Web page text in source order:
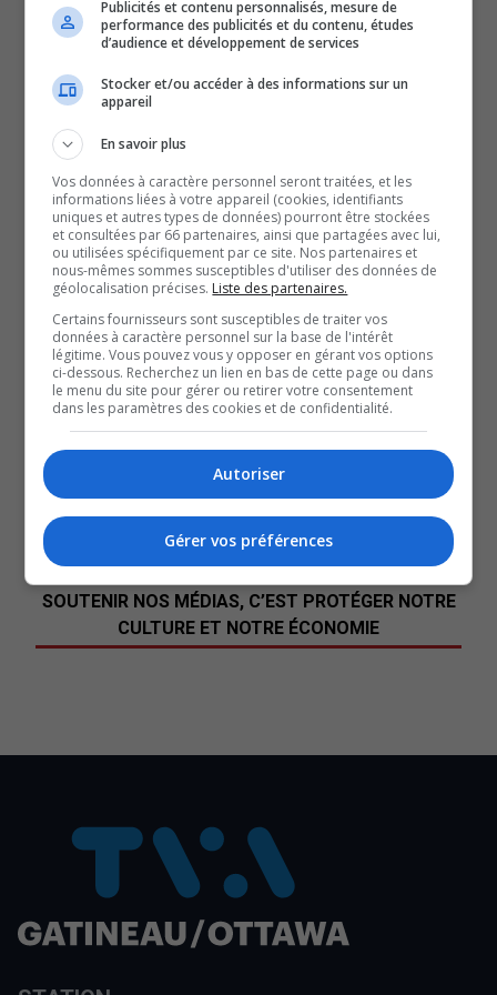
par la mairesse. Les autres membres de ce comité seront
Tiffany-Lee Norris Parent, Daniel Champagne et Edmond
Leclerc.
Rappelons que l’ancienne mairesse France Bélisle avait
écarté Action Gatineau du comité exécutif. Deux
membres de l’ancien comité exécutif, Mario Aubé et
Gilles Chagnon, avaient soutenu Yves Ducharme lors de
la récente campagne électorale. Mme Marquis-
Bissonnette assure qu’il n’y a pas de lien avec le fait
qu’ils ont soutenu son adversaire.
Je pense que le but doit toujours être de prendre les
décisions dans l’intérêt de l’ensemble de la ville et en
collaboration avec l’ensemble des membres du conseil
municipal. […] Je pense qu’il y a un jeu de communication
à continuer à améliorer entre l’exécutif et tous les
membres du conseil municipal, peu importe leur
-Steve Moran, nouveau président du comité exécutif de la Ville de
Gatineau
SOUTENIR NOS MÉDIAS, C’EST PROTÉGER NOTRE
CULTURE ET NOTRE ÉCONOMIE
Publicités et contenu personnalisés, mesure de
performance des publicités et du contenu, études
d’audience et développement de services
Stocker et/ou accéder à des informations sur un
appareil
En savoir plus
Vos données à caractère personnel seront traitées, et les
informations liées à votre appareil (cookies, identifiants
uniques et autres types de données) pourront être stockées
et consultées par 66 partenaires, ainsi que partagées avec lui,
ou utilisées spécifiquement par ce site. Nos partenaires et
nous-mêmes sommes susceptibles d'utiliser des données de
géolocalisation précises. Liste des partenaires.
Certains fournisseurs sont susceptibles de traiter vos
données à caractère personnel sur la base de l'intérêt
légitime. Vous pouvez vous y opposer en gérant vos options
ci-dessous. Recherchez un lien en bas de cette page ou dans
le menu du site pour gérer ou retirer votre consentement
dans les paramètres des cookies et de confidentialité.
Autoriser
Gérer vos préférences